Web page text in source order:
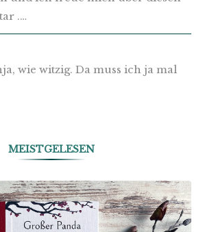
.…
wie witzig. Da muss ich ja mal
MEISTGELESEN